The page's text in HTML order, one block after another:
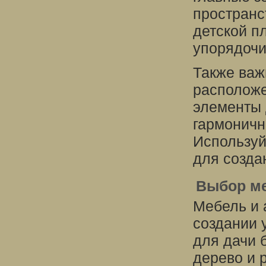
детской
Также
элементы
для
Выбор
Мебель и
создании
для дачи
дерево и